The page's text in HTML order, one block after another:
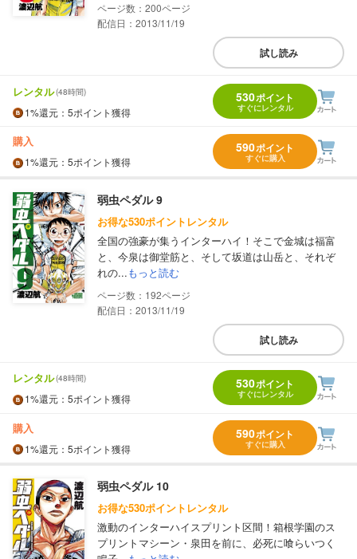
200
配信日：2013/11/19
試し読み
レンタル(48時間)
1%還元 ：5ポイント獲得
530ポイント
すぐにレンタル
購入
1%還元 ：5ポイント獲得
590ポイント
すぐに購入
弱虫ペダル 9
お得な530ポイントレンタル
全国の強豪が集うインターハイ！そこで金城は福富
と、今泉は御堂筋と、そして坂道は山岳と、それぞ
れの...もっと読む
192
配信日：2013/11/19
試し読み
レンタル(48時間)
1%還元 ：5ポイント獲得
530ポイント
すぐにレンタル
購入
1%還元 ：5ポイント獲得
590ポイント
すぐに購入
弱虫ペダル 10
お得な530ポイントレンタル
激動のインターハイスプリント区間！箱根学園のス
プリントマシーン・泉田を前に、必死に喰らいつく